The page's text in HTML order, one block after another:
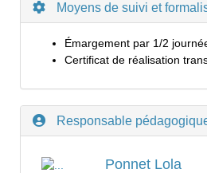
Moyens de suivi et
Émargement par 1/2
Certificat de réalisation
Responsable
Ponnet Lola